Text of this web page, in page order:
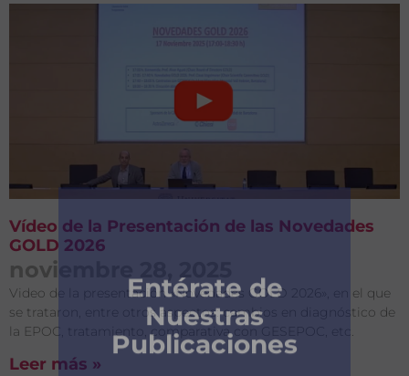
Vídeo de la Presentación de las Novedades
GOLD 2026
noviembre 28, 2025
Video de la presentación «Novedades GOLD 2026», en el que
se trataron, entre otros aspectos: cambios en diagnóstico de
la EPOC, tratamiento, comparativa con GESEPOC, etc.
Leer más »